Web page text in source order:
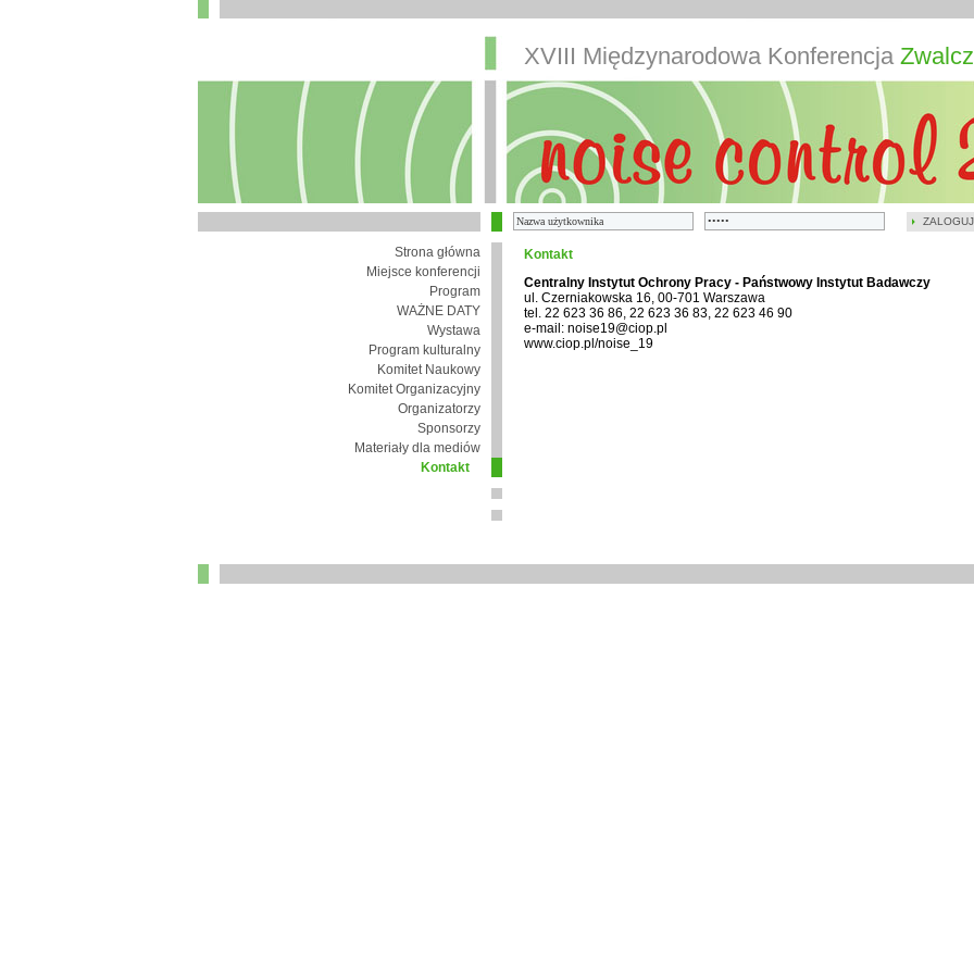
ZALOGUJ
XVIII Międzynarodowa Konferencja
Strona główna
Miejsce konferencji
Program
WAŻNE DATY
Wystawa
Program kulturalny
Komitet Naukowy
Komitet Organizacyjny
Organizatorzy
Sponsorzy
Materiały dla mediów
Kontakt
Kontakt
Centralny Instytut Ochrony Pracy - Państwowy Instytut Badawczy
ul. Czerniakowska 16, 00-701 Warszawa
tel. 22 623 36 86, 22 623 36 83, 22 623 46 90
e-mail: noise19@ciop.pl
www.ciop.pl/noise_19